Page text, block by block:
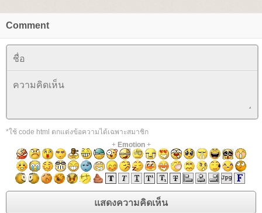
Comment
*ใช้ code html ตกแต่งข้อความได้เฉพาะสมาชิก
+ Emotion+